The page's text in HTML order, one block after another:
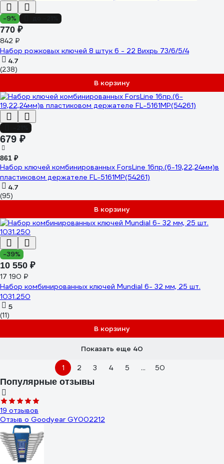
-9%
770 ₽
842 ₽
Набор рожковых ключей 8 штук 6 - 22 Вихрь 73/6/5/4
4.7
(238)
В корзину
679 ₽
861 ₽
Набор ключей комбинированных ForsLine 16пр.(6-19,22,24мм)в
пластиковом держателе FL-5161MP(54261)
4.7
(95)
В корзину
-39%
10 550 ₽
17 190 ₽
Набор комбинированных ключей Mundial 6- 32 мм, 25 шт.
1031.250
5
(11)
В корзину
Показать еще 40
1 2 3 4 5 ... 50
Популярные отзывы
19 отзывов
Отзыв о Goodyear GY002212